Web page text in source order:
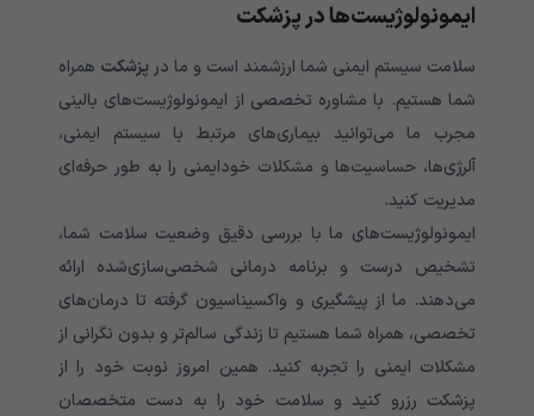
ایمونولوژیست‌ها در پزشکت
سلامت سیستم ایمنی شما ارزشمند است و ما درپزشکت همراه
شما هستیم. با مشاوره تخصصی از ایمونولوژیست‌های بالینی
مجرب ما می‌توانید بیماری‌های مرتبط با سیستم ایمنی،
آلرژی‌ها، حساسیت‌ها و مشکلات خودایمنی را به‌ طور حرفه‌ای
مدیریت کنید.
ایمونولوژیست‌های ما با بررسی دقیق وضعیت سلامت شما،
تشخیص درست و برنامه درمانی شخصی‌سازی‌شده ارائه
می‌دهند. ما از پیشگیری و واکسیناسیون گرفته تا درمان‌های
تخصصی، همراه شما هستیم تا زندگی سالم‌تر و بدون نگرانی از
مشکلات ایمنی را تجربه کنید. همین امروز نوبت خود را از
پزشکت رزرو کنید و سلامت خود را به دست متخصصان